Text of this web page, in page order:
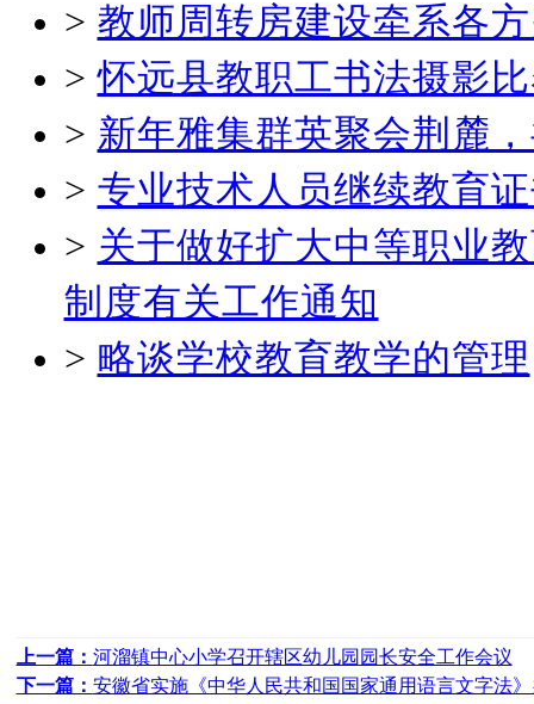
> 教师周转房建设牵系各
>怀远县教职工书法摄影
> 新年雅集群英聚会荆麓
> 专业技术人员继续教育
> 关于做好扩大中等职业
制度有关工作通知
> 略谈学校教育教学的管理
上一篇： 河溜镇中心小学召开辖区幼儿园园长安全工作会议
下一篇： 安徽省实施《中华人民共和国国家通用语言文字法